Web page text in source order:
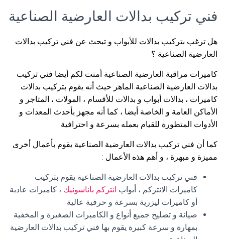
فني تركيب بدالات العارضية الصناعية
هل ترغب بتركيب بدالات للأبواب و تبحث عن فني تركيب بدالات
العارضية الصناعية ؟
كاميرات مراقبة العارضية الصناعية أمنت لكم أيضا فني تركيب
بدالات العارضية الصناعية الماهر حيث أنه يقوم بتركيب بدالات
كاميرات ، بدالات أبواب و بدالات للأقسام ، المولات ، المتاجر و
الأماكن العامة و الخاصة أيضا ، كما أنه مجهز بأحدث المعدات و
الأدوات المتطورة للقيام بعمله بسرعة و احترافية .
كما أن فني تركيب بدالات العارضية الصناعية يقوم بأعمال أخرى
مميزة و مبهرة ، و أهم هذه الأعمال :
فني تركيب بدالات العارضية الصناعية يقوم بتركيب
كاميرات الانتركم ، أبواب انتركم باناسونيك ، كاميرات عادية
أو كاميرات ليزرية بسرعة و حرفية عالية .
صيانة و تصليح جميع أنواع و الكاميرات الصغيرة و المخفية
بمهارة و سرعة كبيرة يقوم بها فني تركيب بدالات العارضية